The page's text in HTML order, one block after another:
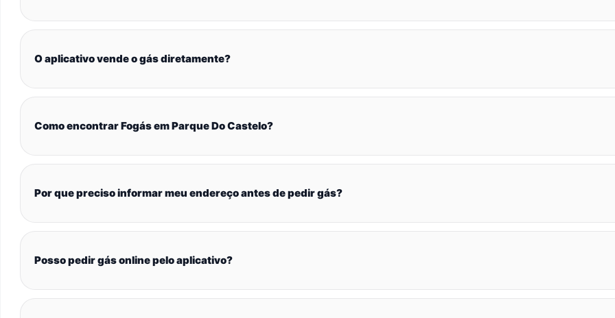
O aplicativo vende o gás diretamente?
Como encontrar Fogás em Parque Do Castelo?
Por que preciso informar meu endereço antes de pedir gás?
Posso pedir gás online pelo aplicativo?